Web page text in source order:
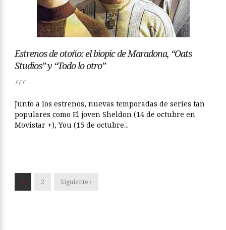
Estrenos de otoño: el biopic de Maradona, “Oats
Studios” y “Todo lo otro”
EFE
Junto a los estrenos, nuevas temporadas de series tan
populares como El joven Sheldon (14 de octubre en
Movistar +), You (15 de octubre...
1 2 Siguiente ›